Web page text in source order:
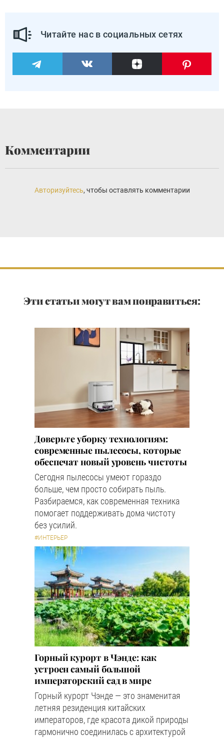
Читайте нас в социальных сетях
Комментарии
Авторизуйтесь, чтобы оставлять комментарии
Эти статьи могут вам понравиться:
Доверьте уборку технологиям:
современные пылесосы, которые
обеспечат новый уровень чистоты
Сегодня пылесосы умеют гораздо
больше, чем просто собирать пыль.
Разбираемся, как современная техника
помогает поддерживать дома чистоту
без усилий.
#ИНТЕРЬЕР
Горный курорт в Чэнде: как
устроен самый большой
императорский сад в мире
Горный курорт Чэнде — это знаменитая
летняя резиденция китайских
императоров, где красота дикой природы
гармонично соединилась с архитектурой